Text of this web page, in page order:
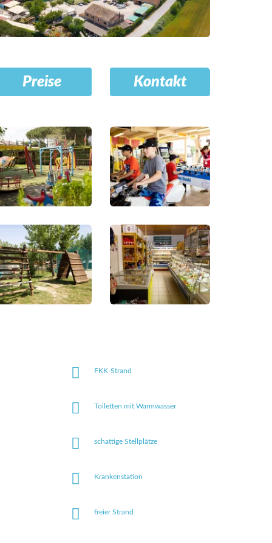
Preise Kontakt
FKK-Strand
Toiletten mit Warmwasser
schattige Stellplätze
Krankenstation
freier Strand